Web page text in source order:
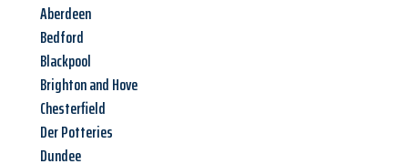
Aberdeen
Bedford
Blackpool
Brighton and Hove
Chesterfield
Der Potteries
Dundee